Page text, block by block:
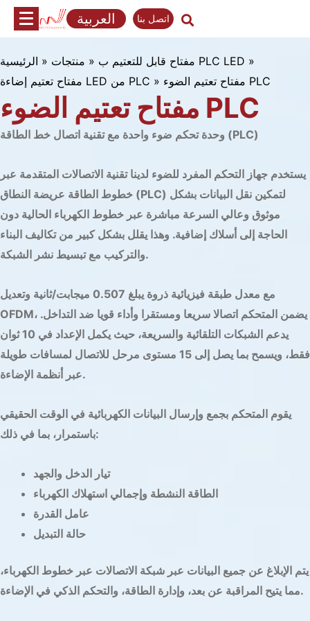
تخطي
العربية اتصل بنا
الرئيسية » منتجات » مفتاح قابل للتعتيم ب PLC LED »
مفتاح تعتيم إضاءة LED من PLC » مفتاح تعتيم الضوء PLC
مفتاح تعتيم الضوء PLC
افتح
إمكانيات
مفاتيح
الإضاءة
PLC
مرحبا
بكم
استكشاف
معمق
لمفاتيح
التعتيم
الكهربائية
تحدث
هذه
المبتكرة
التحكم
في
وحدة تحكم ضوء واحدة مع تقنية اتصال خط الطاقة (PLC)
يستخدم جهاز التحكم المفرد للضوء لدينا تقنية الاتصالات المتقدمة عبر
خطوط الطاقة عريضة النطاق (PLC) لتمكين نقل البيانات بشكل
موثوق وعالي السرعة مباشرة عبر خطوط الكهرباء الحالية دون
الحاجة إلى أسلاك إضافية. وهذا يقلل بشكل كبير من تكاليف البناء
والتركيب مع تبسيط نشر الشبكة.
مع معدل طبقة فيزيائية ذروة يبلغ 0.507 ميجابت/ثانية وتعديل
OFDM، يضمن المتحكم اتصالا سريعا ومستقرا وأداء قويا ضد التداخل.
يدعم الشبكات التلقائية والسريعة، حيث يكمل الإعداد في 10 ثوان
فقط، ويسمح بما يصل إلى 15 مستوى مرحل للاتصال لمسافات طويلة
عبر أنظمة الإضاءة.
يقوم المتحكم بجمع وإرسال البيانات الكهربائية في الوقت الحقيقي
باستمرار، بما في ذلك:
تيار الدخل والجهد
الطاقة النشطة وإجمالي استهلاك الكهرباء
عامل القدرة
حالة التبديل
يتم الإبلاغ عن جميع البيانات عبر شبكة الاتصالات عبر خطوط الكهرباء،
مما يتيح المراقبة عن بعد، وإدارة الطاقة، والتحكم الذكي في الإضاءة.